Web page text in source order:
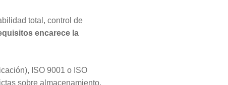
total, control de
encarece la
ISO 9001 o ISO
sobre almacenamiento,